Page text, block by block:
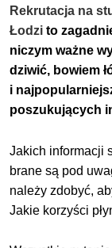
Rekrutacja na
Łodzito
niczym ważne
dziwić, bowiem
i
poszukujących
Jakich informacji
brane są pod
należy zdobyć,
Jakie korzyści